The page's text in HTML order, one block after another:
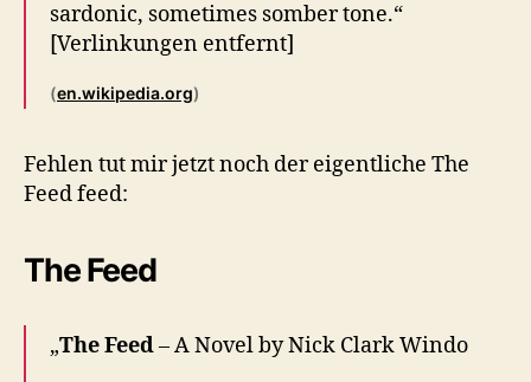
sardonic, sometimes somber tone.“
[Verlinkungen entfernt]
(en.wikipedia.org)
Fehlen tut mir jetzt noch der eigentliche The
Feed feed:
The Feed
„The Feed– A Novel by Nick Clark Windo